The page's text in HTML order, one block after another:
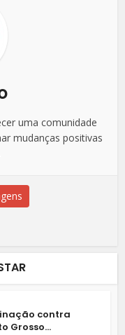
uma comunidade
mudanças positivas
contra
Grosso...